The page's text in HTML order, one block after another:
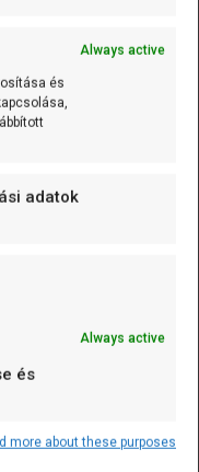
Always active
és
adatok
és
Always active
more about these purposes
amik még csak